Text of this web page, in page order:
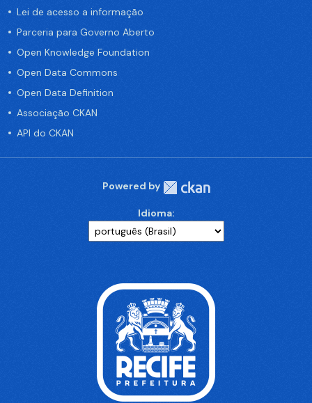
Lei de acesso a informação
Parceria para Governo Aberto
Open Knowledge Foundation
Open Data Commons
Open Data Definition
Associação CKAN
API do CKAN
Powered by
Idioma